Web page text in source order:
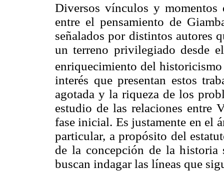
Diversos vínculos y
entre el pensamiento de
señalados por distintos autores
un terreno privilegiado desde
enriquecimiento del
interés que presentan estos
agotada y la riqueza de los
estudio de las relaciones entre
fase inicial. Es justamente en el
particular, a propósito del
de la concepción de la historia
buscan indagar las líneas que